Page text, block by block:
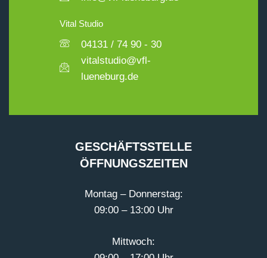
Vital Studio
04131 / 74 90 - 30
vitalstudio@vfl-
lueneburg.de
GESCHÄFTSSTELLE
ÖFFNUNGSZEITEN
Montag – Donnerstag:
09:00 – 13:00 Uhr
Mittwoch: